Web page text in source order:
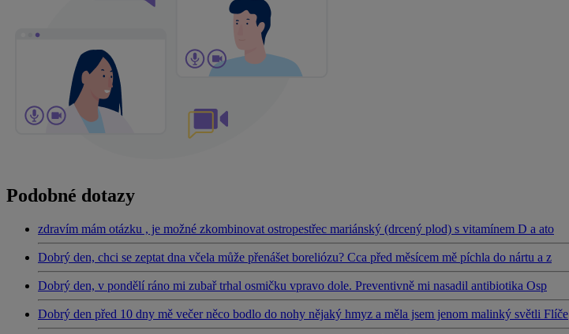
Podobné dotazy
zdravím mám otázku , je možné zkombinovat ostropestřec mariánský (drcený plod) s vitamínem D a ato
Dobrý den, chci se zeptat dna včela může přenášet boreliózu? Cca před měsícem mě píchla do nártu a z
Dobrý den, v pondělí ráno mi zubař trhal osmičku vpravo dole. Preventivně mi nasadil antibiotika Osp
Dobrý den před 10 dny mě večer něco bodlo do nohy nějaký hmyz a měla jsem jenom malinký světli Flíče